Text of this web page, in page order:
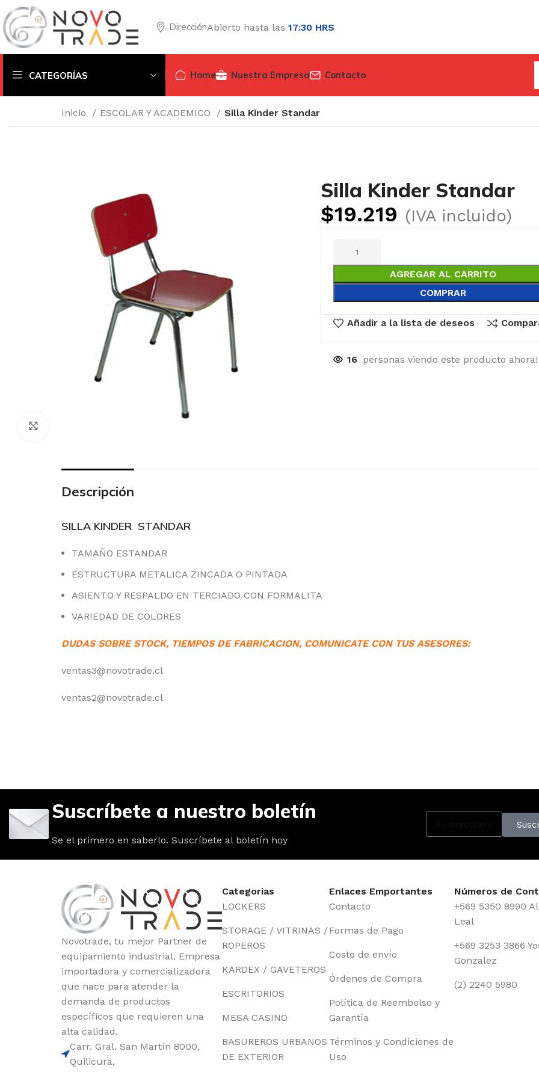
DirecciónAbierto hasta las 17:30 HRS
CATEGORÍAS Home Nuestra Empresa Contacto
Inicio ESCOLAR Y ACADEMICO Silla Kinder Standar
Silla Kinder Standar
$19.219 (IVA incluido)
AGREGAR AL CARRITO
COMPRAR
Añadir a la lista de deseos
16 personas viendo este producto ahora!
Descripción
SILLA KINDER STANDAR
TAMAÑO ESTANDAR
ESTRUCTURA METALICA ZINCADA O PINTADA
ASIENTO Y RESPALDO EN TERCIADO CON FORMALITA
VARIEDAD DE COLORES
DUDAS SOBRE STOCK, TIEMPOS DE FABRICACION, COMUNICATE CON TUS ASESORES:
ventas3@novotrade.cl
ventas2@novotrade.cl
Suscríbete a nuestro boletín
Se el primero en saberlo. Suscríbete al boletín hoy
Novotrade, tu mejor Partner de
equipamiento industrial. Empresa
importadora y comercializadora
que nace para atender la
demanda de productos
específicos que requieren una
alta calidad.
Carr. Gral. San Martín 8000,
Quilicura,
Categorias
LOCKERS
STORAGE / VITRINAS /
ROPEROS
KARDEX / GAVETEROS
ESCRITORIOS
MESA CASINO
BASUREROS URBANOS
DE EXTERIOR
Enlaces Emportantes
Contacto
Formas de Pago
Costo de envío
Órdenes de Compra
Política de Reembolso y
Garantía
Términos y Condiciones de
Uso
Números de
+569 5350 8990
Leal
+569 3253 3866
Gonzalez
(2) 2240 5980